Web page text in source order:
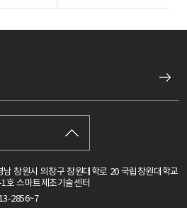
남 창원시 의창구 창원대학로 20 국립창원대학교
호 스마트제조기술센터
2856~7